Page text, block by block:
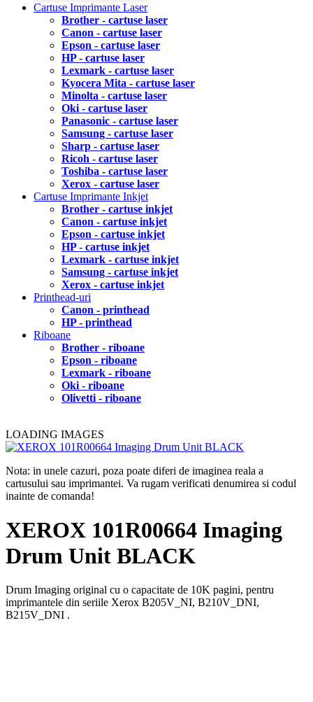
Cartuse Imprimante Laser
Brother - cartuse laser
Canon - cartuse laser
Epson - cartuse laser
HP - cartuse laser
Lexmark - cartuse laser
Kyocera Mita - cartuse laser
Minolta - cartuse laser
Oki - cartuse laser
Panasonic - cartuse laser
Samsung - cartuse laser
Sharp - cartuse laser
Ricoh - cartuse laser
Toshiba - cartuse laser
Xerox - cartuse laser
Cartuse Imprimante Inkjet
Brother - cartuse inkjet
Canon - cartuse inkjet
Epson - cartuse inkjet
HP - cartuse inkjet
Lexmark - cartuse inkjet
Samsung - cartuse inkjet
Xerox - cartuse inkjet
Printhead-uri
Canon - printhead
HP - printhead
Riboane
Brother - riboane
Epson - riboane
Lexmark - riboane
Oki - riboane
Olivetti - riboane
LOADING IMAGES
Nota: in unele cazuri, poza poate diferi de imaginea reala a
cartusului sau imprimantei. Va rugam verificati denumirea si codul
inainte de comanda!
XEROX 101R00664 Imaging
Drum Unit BLACK
Drum Imaging original cu o capacitate de 10K pagini, pentru
imprimantele din seriile Xerox B205V_NI, B210V_DNI,
B215V_DNI .